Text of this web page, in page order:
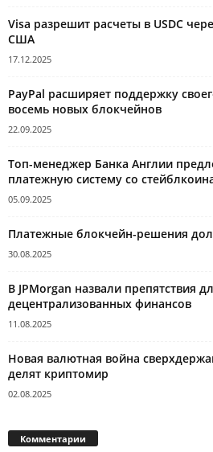
Visa разрешит расчеты в USDC
США
17.12.2025
PayPal расширяет поддержку
восемь новых блокчейнов
22.09.2025
Топ-менеджер Банка Англии
платежную систему со
05.09.2025
Платежные блокчейн-решения
30.08.2025
В JPMorgan назвали препятствия
децентрализованных финансов
11.08.2025
Новая валютная война
делят криптомир
02.08.2025
Комментарии